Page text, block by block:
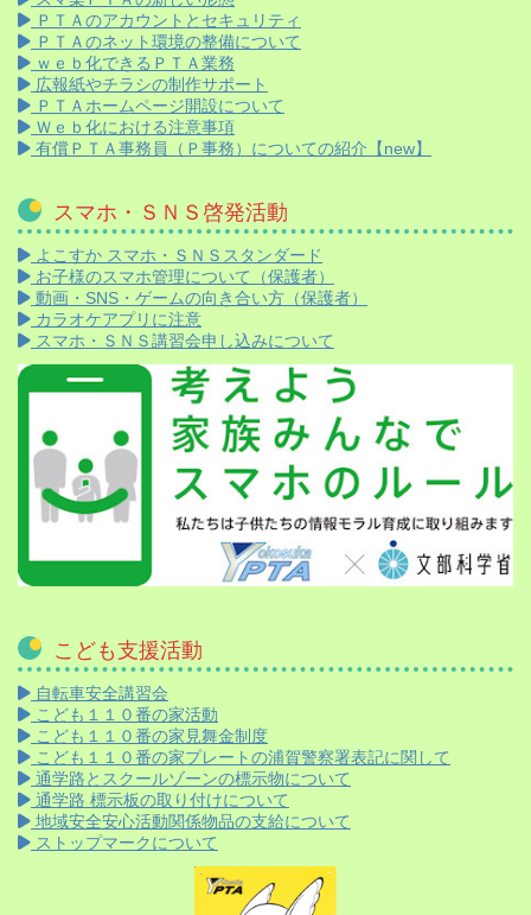
ＰＴＡのアカウントとセキュリティ
ＰＴＡのネット環境の整備について
ｗｅｂ化できるＰＴＡ業務
広報紙やチラシの制作サポート
ＰＴＡホームページ開設について
Ｗｅｂ化における注意事項
有償ＰＴＡ事務員（Ｐ事務）についての紹介【new】
スマホ・ＳＮＳ啓発活動
よこすか スマホ・ＳＮＳスタンダード
お子様のスマホ管理について（保護者）
動画・SNS・ゲームの向き合い方（保護者）
カラオケアプリに注意
スマホ・ＳＮＳ講習会申し込みについて
こども支援活動
自転車安全講習会
こども１１０番の家活動
こども１１０番の家見舞金制度
こども１１０番の家プレートの浦賀警察署表記に関して
通学路とスクールゾーンの標示物について
通学路 標示板の取り付けについて
地域安全安心活動関係物品の支給について
ストップマークについて